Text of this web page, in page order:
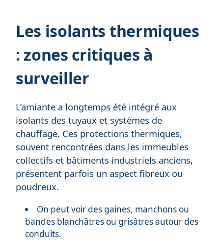
Les isolants thermiques
: zones critiques à
surveiller
L’amiante a longtemps été intégré aux
isolants des tuyaux et systèmes de
chauffage. Ces protections thermiques,
souvent rencontrées dans les immeubles
collectifs et bâtiments industriels anciens,
présentent parfois un aspect fibreux ou
poudreux.
On peut voir des gaines, manchons ou
bandes blanchâtres ou grisâtres autour des
conduits.